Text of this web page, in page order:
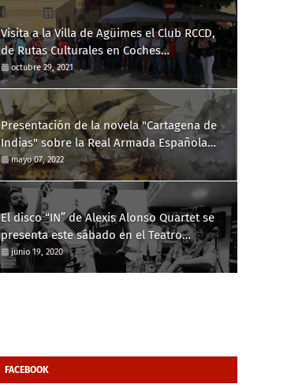
Visita a la Villa de Agüimes el Club RCCD,
de Rutas Culturales en Coches
Deportivos
octubre 29, 2021
Presentación de la novela "Cartagena de
Indias" sobre la Real Armada Española
del siglo XVIII
mayo 07, 2022
El disco “IN” de Alexis Alonso Quartet se
presenta este sábado en el Teatro
Guiniguada
junio 19, 2020
FACEBOOK